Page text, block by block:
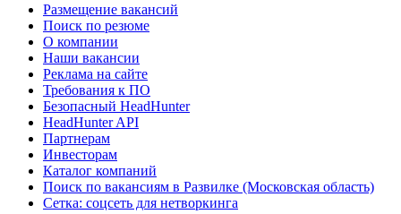
Размещение вакансий
Поиск по резюме
О компании
Наши вакансии
Реклама на сайте
Требования к ПО
Безопасный HeadHunter
HeadHunter API
Партнерам
Инвесторам
Каталог компаний
Поиск по вакансиям в Развилке (Московская область)
Сетка: соцсеть для нетворкинга